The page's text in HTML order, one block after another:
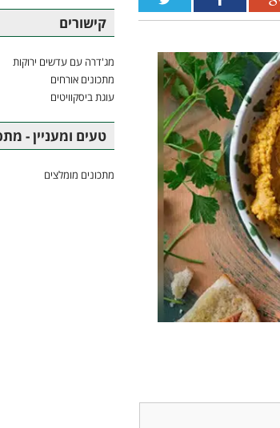
קישורים
מג'דרה עם עדשים ירוקות
מתכונים אורחים
עוגת ביסקוויטים
טעים ומעניין -
מתכונים מומלצים